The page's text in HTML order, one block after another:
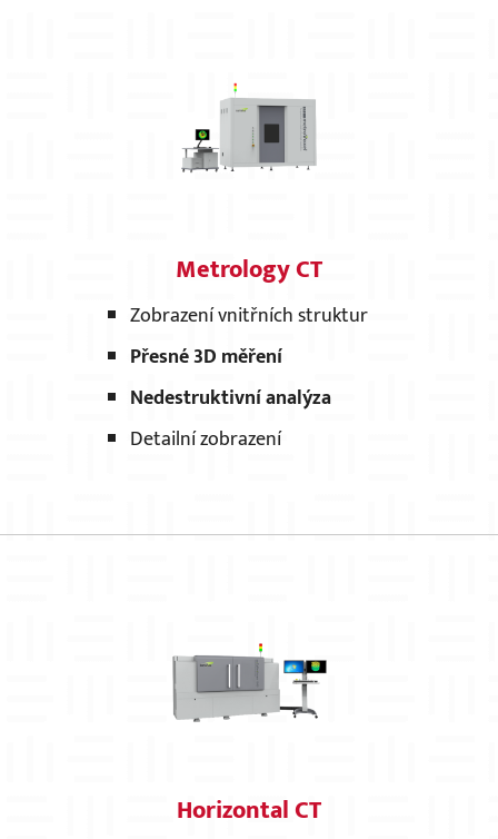
Metrology CT
Zobrazení vnitřních struktur
Přesné 3D měření
Nedestruktivní analýza
Detailní zobrazení
Horizontal CT